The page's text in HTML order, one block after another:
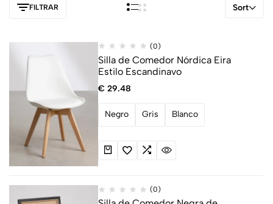
FILTRAR Sort
(0)
Silla de Comedor Nórdica Eira
Estilo Escandinavo
€ 29.48
Negro Gris Blanco
(0)